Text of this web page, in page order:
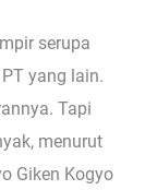
serupa
yang lain.
Tapi
menurut
Giken Kogyo